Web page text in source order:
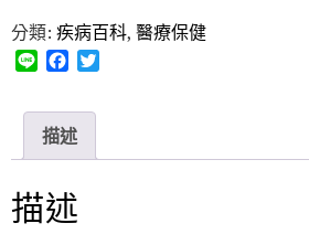
分類: 疾病百科, 醫療保健
e
e
b
o
k
描述
描述